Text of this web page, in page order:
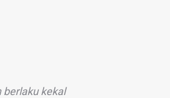
berlaku kekal